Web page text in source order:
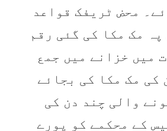
محض ٹریفک قواعد
پہ مک مکا کی گئی رقم
میں خزانے میں جمع
کی مک مکا کی بجائے
والی چند دن کی
کے محکمے کو پورے